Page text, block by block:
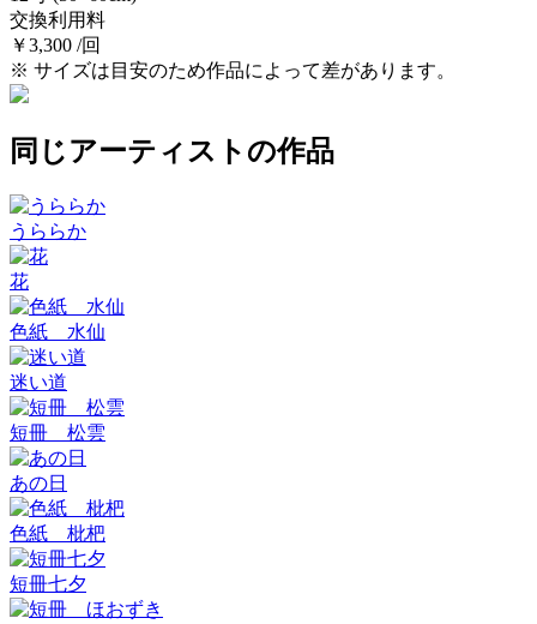
交換利用料
￥3,300 /回
※ サイズは目安のため作品によって差があります。
同じアーティストの作品
うららか
花
色紙 水仙
迷い道
短冊 松雲
あの日
色紙 枇杷
短冊七夕